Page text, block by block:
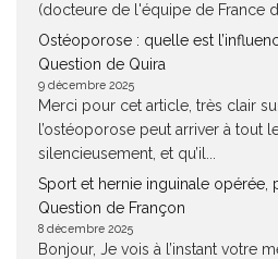
(docteure de l'équipe de France
Ostéoporose : quelle est
Question de Quira
9 décembre 2025
Merci pour cet article, très clair
l’ostéoporose peut arriver à tout
silencieusement, et qu’il...
Sport et hernie inguinale opérée,
Question de Françon
8 décembre 2025
Bonjour, Je vois à l’instant votre